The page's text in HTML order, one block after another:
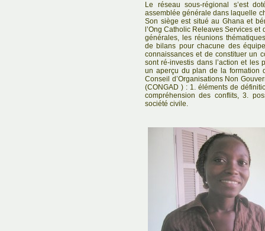
Le réseau sous-régional s’est
assemblée générale dans laquelle
Son siège est situé au Ghana et
l’Ong Catholic Releaves Services
générales, les réunions
de bilans pour chacune des
connaissances et de constituer un
sont ré-investis dans l’action et les
un aperçu du plan de la formation
Conseil d’Organisations Non
(CONGAD ) : 1. éléments de
compréhension des conflits, 3.
société civile.